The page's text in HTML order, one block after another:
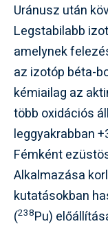
Uránusz után
Legstabilabb
amelynek
az izotóp béta-
kémiailag az
több oxidációs
leggyakrabban
Fémként
Alkalmazása
kutatásokban
(238Pu)